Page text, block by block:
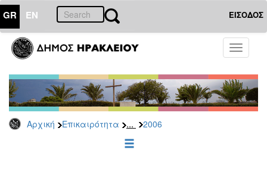
GR EN ΕΙΣΟΔΟΣ
Toggle
Αρχική Επικαιρότητα ... 2006
ΕΠΙΚΑΙΡΟΤΗΤΑ
Τύπου
Αρχείο
2026
2025